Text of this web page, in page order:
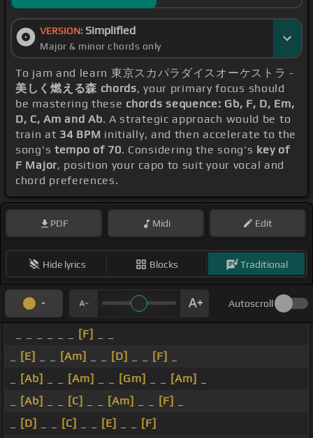
VERSION: Simplified
Major & minor chords only
To jam and learn 東京スカパラダイスオーケストラ -
美しく燃える森 chords, your primary focus should
be mastering these chords sequence: Gb, F, D, Em,
D, C, Am and Ab. A strategic approach would be to
train at 34 BPM initially, and then accelerate to the
song's tempo of 70. Considering the song's key of
F Major, position your capo to suit your vocal and
chord preferences.
PDF Midi Edit
Hide lyrics Blocks Traditional
Autoscroll
[F]
[E] [Am] [D] [F]
[Ab] [Am] [Gm] [Am]
[Ab] [C] [Am] [F]
[D] [C] [E]
[F]